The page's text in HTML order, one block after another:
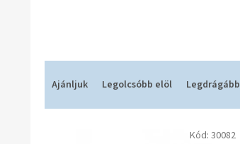
Ajánljuk Legolcsóbb elöl Legdrágább
Kód: 30082